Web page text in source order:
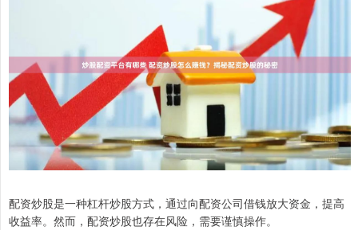
配资炒股是一种杠杆炒股方式，通过向配资公司借钱放大资金，提高
收益率。然而，配资炒股也存在风险，需要谨慎操作。